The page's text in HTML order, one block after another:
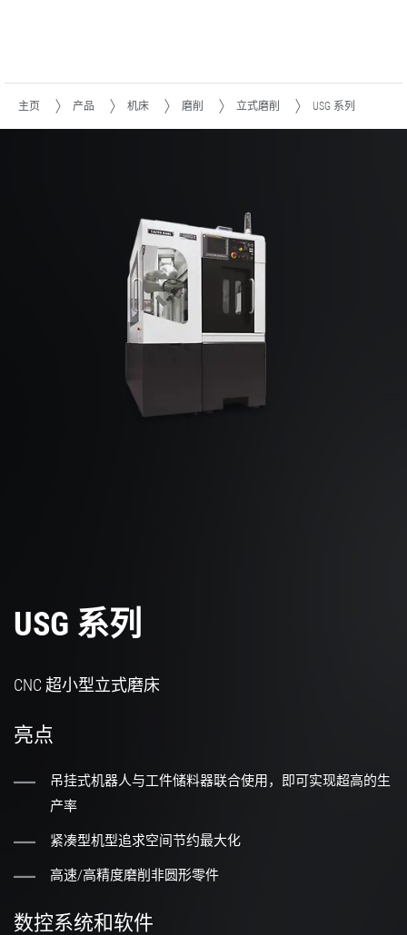
主页 产品 机床 磨削 立式磨削 USG 系列
USG 系列
CNC 超小型立式磨床
亮点
吊挂式机器人与工件储料器联合使用，即可实现超高的生
产率
紧凑型机型追求空间节约最大化
高速/高精度磨削非圆形零件
数控系统和软件